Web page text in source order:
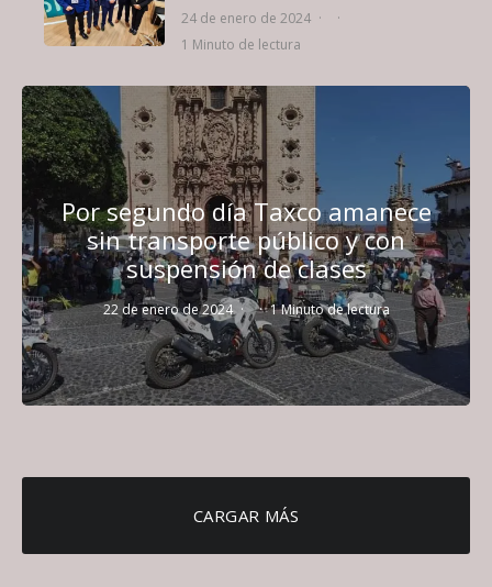
24 de enero de 2024 ·
·
1 Minuto de lectura
Por segundo día Taxco amanece
sin transporte público y con
suspensión de clases
22 de enero de 2024 · · 1 Minuto de lectura
CARGAR MÁS